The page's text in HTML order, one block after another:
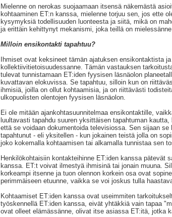
Mielenne on nerokas suojaamaan itsensä näkemästä
kohtaaminen ET:n kanssa, mielenne torjuu sen, jos ette
kysymyksiä todellisuuden luonteesta ja siitä, mikä on
ja erittäin kehittynyt mekanismi, joka teillä on
Milloin ensikontakti tapahtuu?
Ihmiset ovat keksineet tämän ajatuksen ensikontaktista
kollektiivitietoisuudessanne. Tämän vastauksen
tulevat tunnistamaan ET:iden fyysisen läsnäolon
kuvattavan elokuvissa. Se tapahtuu, silloin kun on
ihmisiä, joilla on ollut kohtaamisia, ja on riittävästi
ulkopuolisten olentojen fyysisen läsnäolon.
Ei ole mitään ajankohtasuunnitelmaa ensikontaktille,
luultavasti tapahdu suuren yksittäisen tapahtuman
että se voidaan dokumentoida televisiossa. Sen sijaan
tapahtunut - eli yksitellen - kun jokainen teistä jolla on
joko kokemalla kohtaamisen tai alkamalla tunnistaa sen
Henkilökohtaisiin kontakteihinne ET:iden kanssa pätevät
kanssa. ET:t voivat ilmestyä ihmisinä tai jonain muuna.
korkeampi itsenne ja tuon olennon korkein osa ovat
perimmäiseen etuunne, vaikka se voi joskus tulla
Kohtaamiset ET:iden kanssa ovat useimmiten
työskennellä ET:iden kanssa, eivät yhtäkkiä vain tapaa
ovat olleet elämässänne, olivat itse asiassa ET:itä, jotka